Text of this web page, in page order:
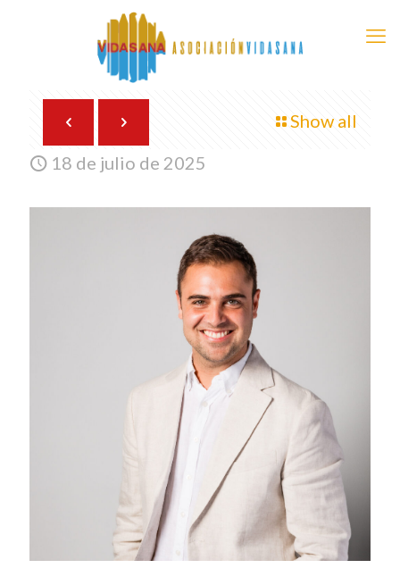
Show all
18 de julio de 2025